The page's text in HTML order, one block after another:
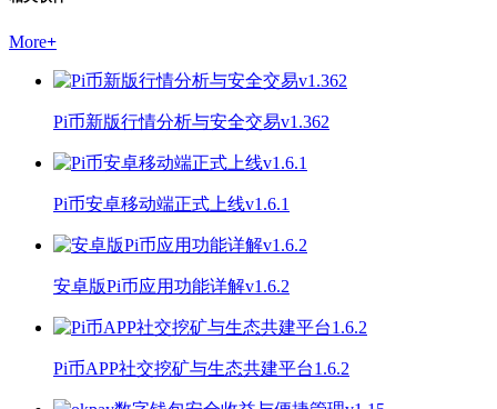
More+
Pi币新版行情分析与安全交易v1.362
Pi币安卓移动端正式上线v1.6.1
安卓版Pi币应用功能详解v1.6.2
Pi币APP社交挖矿与生态共建平台1.6.2